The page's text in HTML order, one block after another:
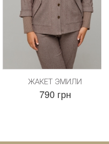
ЖАКЕТ ЭМИЛИ
790 грн